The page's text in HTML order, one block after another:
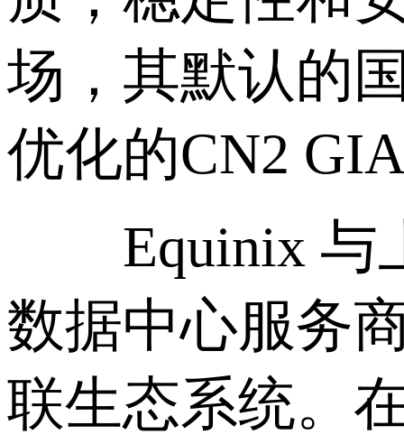
场，其默认的
优化的CN2
Equinix 与上
数据中心服务
联生态系统。